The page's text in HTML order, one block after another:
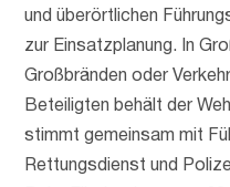
und überörtlichen
zur Einsatzplanung. In
Großbränden oder
Beteiligten behält der
stimmt gemeinsam mit
Rettungsdienst und